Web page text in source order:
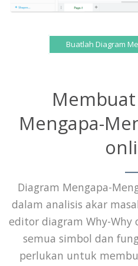
Buatlah Diagram
Mengapa-
Diagram Mengapa-
dalam analisis akar
editor diagram Why-Why
semua simbol dan
perlukan untuk